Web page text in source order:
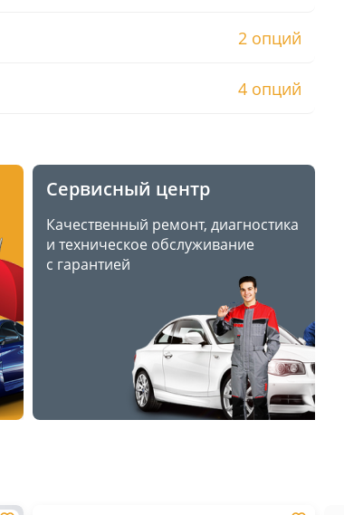
2 опций
4 опций
Сервисный центр
Качественный ремонт, диагностика
и техническое обслуживание
с гарантией